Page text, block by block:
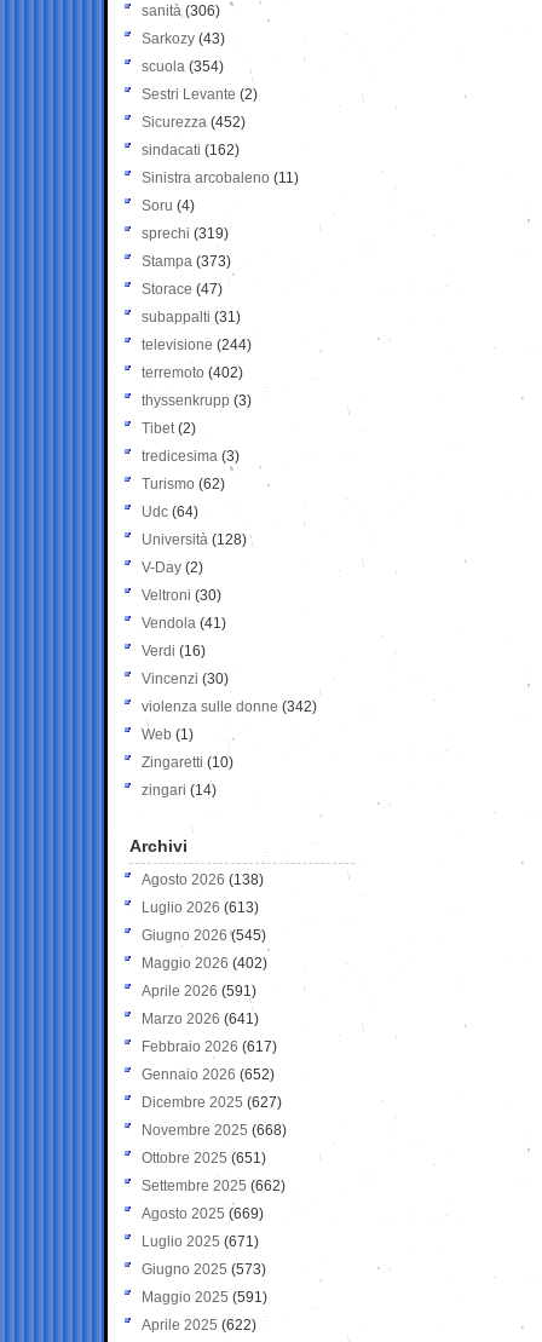
sanità (306)
Sarkozy (43)
scuola (354)
Sestri Levante (2)
Sicurezza (452)
sindacati (162)
Sinistra arcobaleno (11)
Soru (4)
sprechi (319)
Stampa (373)
Storace (47)
subappalti (31)
televisione(244)
terremoto (402)
thyssenkrupp (3)
Tibet(2)
tredicesima (3)
Turismo (62)
Udc (64)
Università (128)
V-Day (2)
Veltroni (30)
Vendola (41)
Verdi (16)
Vincenzi (30)
violenza sulle donne (342)
Web (1)
Zingaretti (10)
zingari (14)
Archivi
Agosto 2026 (138)
Luglio 2026 (613)
Giugno 2026 (545)
Maggio 2026 (402)
Aprile 2026 (591)
Marzo 2026 (641)
Febbraio 2026 (617)
Gennaio 2026 (652)
Dicembre 2025 (627)
Novembre 2025 (668)
Ottobre 2025 (651)
Settembre 2025 (662)
Agosto 2025 (669)
Luglio 2025 (671)
Giugno 2025 (573)
Maggio 2025 (591)
Aprile 2025 (622)